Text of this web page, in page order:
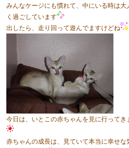
みんなケージにも慣れて、中にいる時は大
く過ごしています
出したら、走り回って遊んでますけどね
今日は、いとこの赤ちゃんを見に行ってき
赤ちゃんの成長は、見ていて本当に幸せな